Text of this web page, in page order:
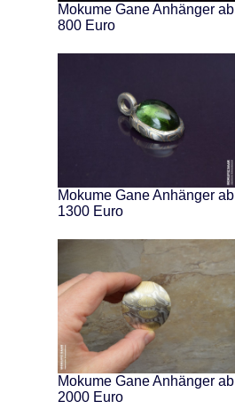
Mokume Gane Anhänger ab
800 Euro
Mokume Gane Anhänger ab
1300 Euro
Mokume Gane Anhänger ab
2000 Euro